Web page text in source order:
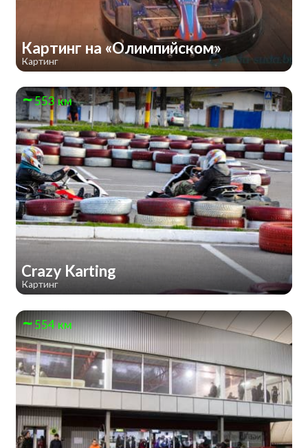
Картинг на «Олимпийском»
Картинг
553 км
Crazy Karting
Картинг
554 км